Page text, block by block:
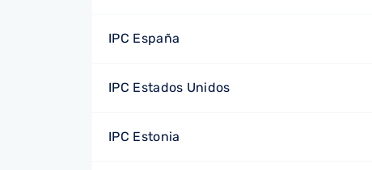
IPC España
IPC Estados Unidos
IPC Estonia